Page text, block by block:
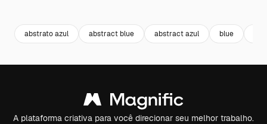
abstrato azul abstract blue abstract azul blue
A plataforma criativa para você direcionar seu melhor trabalho.